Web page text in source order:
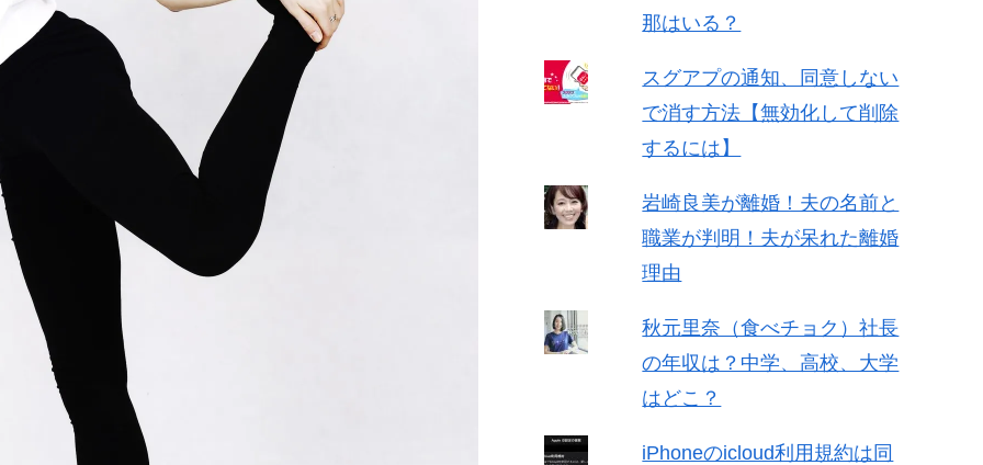
那はいる？
スグアプの通知、同意しない
で消す方法【無効化して削除
するには】
岩崎良美が離婚！夫の名前と
職業が判明！夫が呆れた離婚
理由
秋元里奈（食べチョク）社長
の年収は？中学、高校、大学
はどこ？
iPhoneのicloud利用規約は同